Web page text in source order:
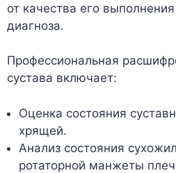
от качества его
диагноза.
Профессиональная
сустава включает:
Оценка состояния
хрящей.
Анализ состояния
ротаторной манжеты